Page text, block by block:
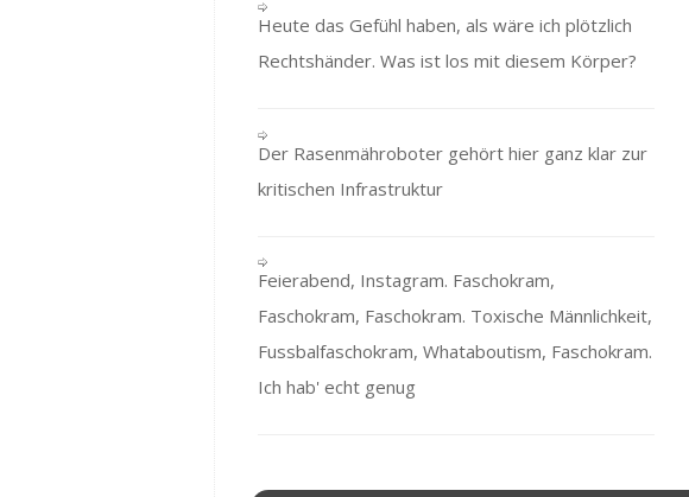
Heute das Gefühl haben, als wäre ich plötzlich
Rechtshänder. Was ist los mit diesem Körper?
Der Rasenmähroboter gehört hier ganz klar zur
kritischen Infrastruktur
Feierabend, Instagram. Faschokram,
Faschokram, Faschokram. Toxische Männlichkeit,
Fussbalfaschokram, Whataboutism, Faschokram.
Ich hab' echt genug